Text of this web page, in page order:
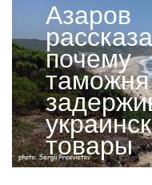
Азаров
почему
товары